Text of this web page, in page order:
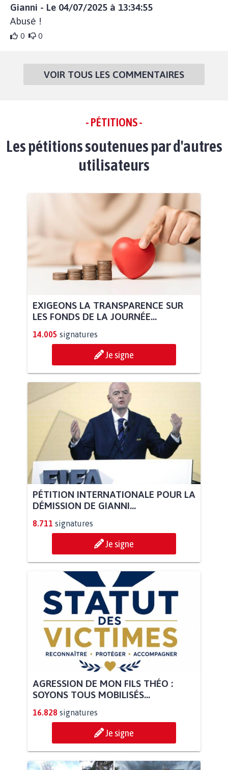
Gianni - Le 04/07/2025 à 13:34:55
Abusé !
0 0
VOIR TOUS LES COMMENTAIRES
- PÉTITIONS -
Les pétitions soutenues par d'autres
utilisateurs
EXIGEONS LA TRANSPARENCE SUR
LES FONDS DE LA JOURNÉE...
14.005 signatures
Je signe
PÉTITION INTERNATIONALE POUR LA
DÉMISSION DE GIANNI...
8.711 signatures
Je signe
AGRESSION DE MON FILS THÉO :
SOYONS TOUS MOBILISÉS...
16.828 signatures
Je signe